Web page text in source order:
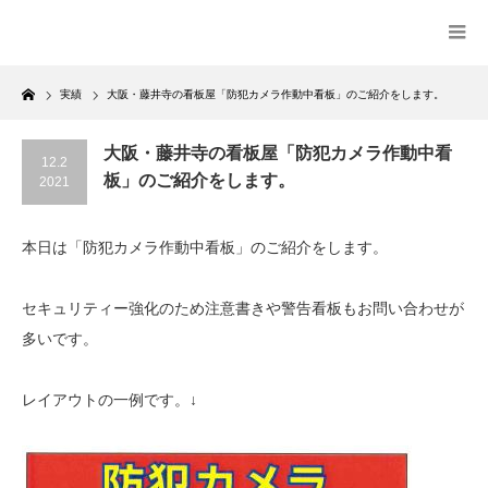
Home
実績 大阪・藤井寺の看板屋「防犯カメラ作動中看板」のご紹介をします。
12.2
2021
大阪・藤井寺の看板屋「防犯カメラ作動中看
板」のご紹介をします。
本日は「防犯カメラ作動中看板」のご紹介をします。
セキュリティー強化のため注意書きや警告看板もお問い合わせが
多いです。
レイアウトの一例です。↓